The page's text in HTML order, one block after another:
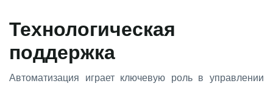
Технологическая
поддержка
Автоматизация играет ключевую роль в управлении